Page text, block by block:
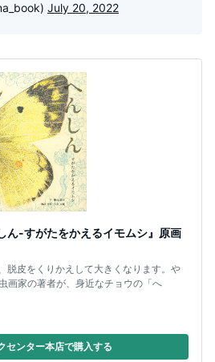
July 20, 2022
ん-すがたをかえるイモムシ』原画
脱皮をくりかえして大きくなります。や
画家の著者が、身近なチョウの「へ
センター本店で購入する